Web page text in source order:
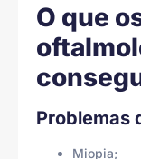
O que
Problemas
Miopia;